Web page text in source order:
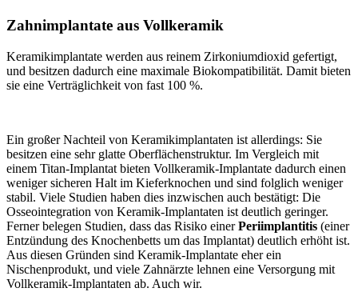
Zahnimplantate aus Vollkeramik
Keramikimplantate werden aus reinem Zirkoniumdioxid gefertigt,
und besitzen dadurch eine maximale Biokompatibilität. Damit bieten
sie eine Verträglichkeit von fast 100 %.
Ein großer Nachteil von Keramikimplantaten ist allerdings: Sie
besitzen eine sehr glatte Oberflächenstruktur. Im Vergleich mit
einem Titan-Implantat bieten Vollkeramik-Implantate dadurch einen
weniger sicheren Halt im Kieferknochen und sind folglich weniger
stabil. Viele Studien haben dies inzwischen auch bestätigt: Die
Osseointegration von Keramik-Implantaten ist deutlich geringer.
Ferner belegen Studien, dass das Risiko einerPeriimplantitis (einer
Entzündung des Knochenbetts um das Implantat) deutlich erhöht ist.
Aus diesen Gründen sind Keramik-Implantate eher ein
Nischenprodukt, und viele Zahnärzte lehnen eine Versorgung mit
Vollkeramik-Implantaten ab. Auch wir.